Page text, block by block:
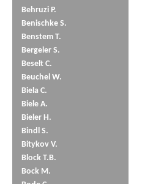
Behruzi P.
Benischke S.
Benstem T.
Bergeler S.
Beselt C.
Beuchel W.
Biela C.
Biele A.
Bieler H.
Bindl S.
Bitykov V.
Block T.B.
Bock M.